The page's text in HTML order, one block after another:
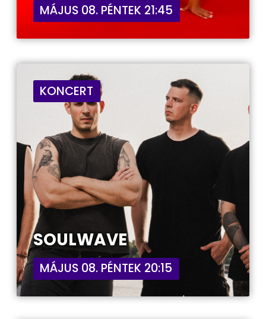
MÁJUS 08. PÉNTEK 21:45
KONCERT
SOULWAVE
MÁJUS 08. PÉNTEK 20:15